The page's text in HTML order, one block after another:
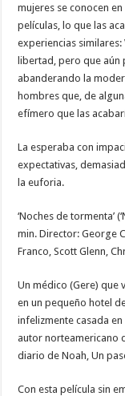
mujeres se conocen
películas, lo que las
experiencias similares:
libertad, pero que aún
abanderando la
hombres que, de
efímero que las
La esperaba con
expectativas,
la euforia.
‘Noches de tormenta’
min. Director: George
Franco, Scott Glenn,
Un médico (Gere) que
en un pequeño hotel
infelizmente casada
autor norteamericano
diario de Noah, Un
Con esta película sin